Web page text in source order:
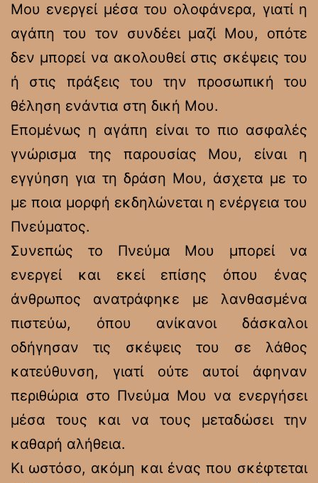
Μου ενεργεί μέσα του ολοφάνερα, γιατί η
αγάπη του τον συνδέει μαζί Μου, οπότε
δεν μπορεί να ακολουθεί στις σκέψεις του
ή στις πράξεις του την προσωπική του
θέληση ενάντια στη δική Μου.
Επομένως η αγάπη είναι το πιο ασφαλές
γνώρισμα της παρουσίας Μου, είναι η
εγγύηση για τη δράση Μου, άσχετα με το
με ποια μορφή εκδηλώνεται η ενέργεια του
Πνεύματος.
Συνεπώς το Πνεύμα Μου μπορεί να
ενεργεί και εκεί επίσης όπου ένας
άνθρωπος ανατράφηκε με λανθασμένα
πιστεύω, όπου ανίκανοι δάσκαλοι
οδήγησαν τις σκέψεις του σε λάθος
κατεύθυνση, γιατί ούτε αυτοί άφηναν
περιθώρια στο Πνεύμα Μου να ενεργήσει
μέσα τους και να τους μεταδώσει την
καθαρή αλήθεια.
Κι ωστόσο, ακόμη και ένας που σκέφτεται